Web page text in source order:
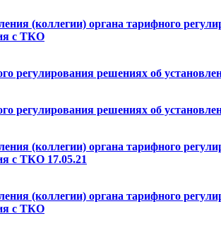
(коллегии) органа тарифного
с ТКО
регулирования решениях об
решениях об
(коллегии) органа тарифного
с ТКО 17.05.21
(коллегии) органа тарифного
с ТКО